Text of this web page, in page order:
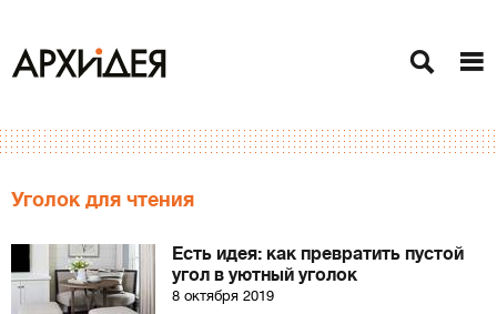
Уголок для чтения
Есть идея: как превратить пустой
угол в уютный уголок
8 октября 2019